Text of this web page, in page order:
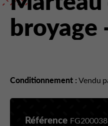
broyage
Conditionnement : Vendu
Référence FG200038